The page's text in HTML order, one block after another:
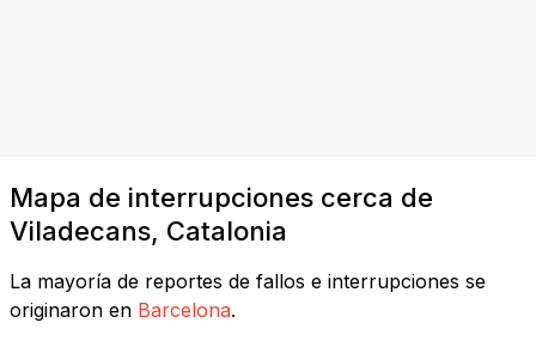
Mapa de interrupciones cerca de
Viladecans, Catalonia
La mayoría de reportes de fallos e interrupciones se
originaron en Barcelona.